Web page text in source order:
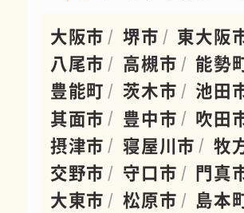
大阪市 堺市
東大阪
八尾市
高槻市
能勢
豊能町
茨木市
池田
其面市
豊中市
吹田
摂津市
寝屋川市
牧
交野市
守口市
門真
大東市
松原市
島本